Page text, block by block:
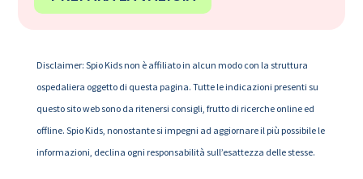
Disclaimer: Spio Kids non è affiliato in alcun modo con la struttura
ospedaliera oggetto di questa pagina. Tutte le indicazioni presenti su
questo sito web sono da ritenersi consigli, frutto di ricerche online ed
offline. Spio Kids, nonostante si impegni ad aggiornare il più possibile le
informazioni, declina ogni responsabilità sull’esattezza delle stesse.